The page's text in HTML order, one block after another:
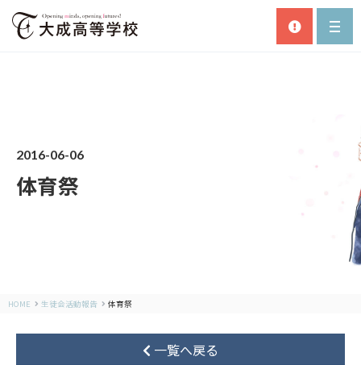
2016-06-06
体育祭
HOME 生徒会活動報告 体育祭
一覧へ戻る